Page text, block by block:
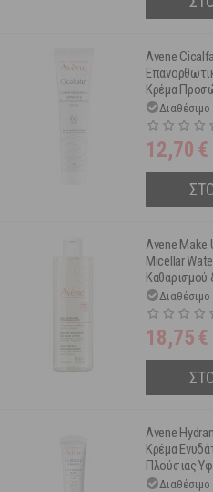
Avene
Κρέμα
Για Το
Δέρμα Όλης
40ml
Διαθέσιμο
12,70 €
Avene Make
Micellar
Καθαρισμού
Ευαίσθητες
ml
Διαθέσιμο
18,75 €
Avene
Κρέμα
Πλούσιας
30 40ml
Διαθέσιμο